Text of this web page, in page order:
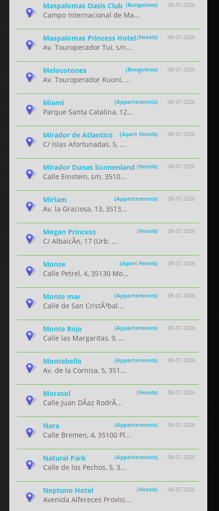
08-07-2026
Maspalomas Oasis Club (Bungalows)
Campo Internacional de Ma...
08-07-2026
Maspalomas Princess Hotel(Hotels)
Av. Touroperador Tui, s/n...
08-07-2026
Melocotones (Bungalows)
Av. Touroperador Kuoni, ...
08-07-2026
Miami (Appartements)
Parque Santa Catalina, 12...
08-07-2026
Mirador de Atlantico (Apart Hotels)
C/ Islas Afortunadas, 5, ...
08-07-2026
Mirador Dunas Sonnenland (Hotels)
Calle Einstein, s/n, 3510...
08-07-2026
Miriam (Appartements)
Av. la Graciosa, 13, 3513...
08-07-2026
Mogan Princess (Hotels)
C/ AlbaicÃ­n, 17 (Urb. ...
08-07-2026
Monse (Apart Hotels)
Calle Petrel, 4, 35130 Mo...
08-07-2026
Monte mar (Appartements)
Calle de San CristÃ³bal...
08-07-2026
Monte Rojo (Appartements)
Calle las Margaritas, 9, ...
08-07-2026
Montebello (Appartements)
Av. de la Cornisa, 5, 351...
08-07-2026
Morasol (Hotels)
Calle Juan DÃ­az RodrÃ...
08-07-2026
Nara (Appartements)
Calle Bremen, 4, 35100 Pl...
08-07-2026
Natural Park (Appartements)
Calle de los Pechos, 5, 3...
08-07-2026
Neptuno Hotel (Hotels)
Avenida Alfereces Provisi...